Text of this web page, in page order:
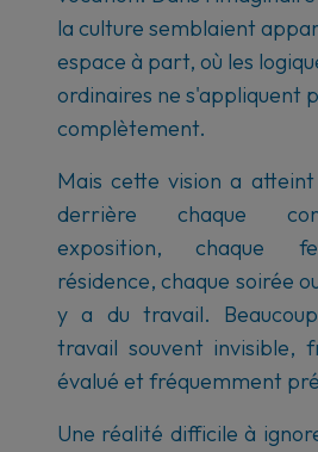
la culture semblaient
espace à part, où les
ordinaires ne s'appliquent
complètement.
Mais cette vision a
derrière chaque
exposition, chaque
résidence, chaque soirée
y a du travail.
travail souvent invisible,
évalué et fréquemment
Une réalité difficile à